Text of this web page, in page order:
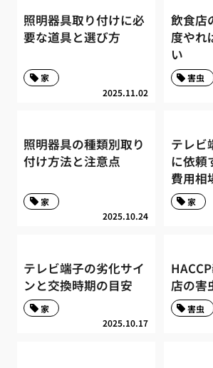
照明器具取り付けに必
要な道具と選び方
2025.11.02
家
飲食店
度やれ
い
害虫
照明器具の種類別取り
付け方法と注意点
2025.10.24
家
テレビ
に依頼
費用相
家
テレビ端子の劣化サイ
ンと交換時期の目安
2025.10.17
家
店の害
害虫